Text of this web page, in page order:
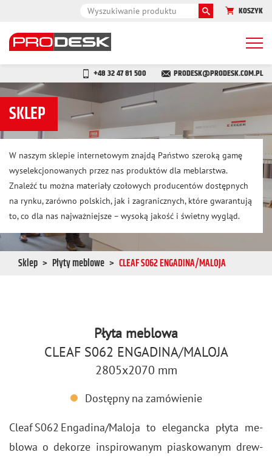
KOSZYK
+48 32 47 81 500 PRODESK@PRODESK.COM.PL
SKLEP
W naszym sklepie internetowym znajdą Państwo szeroką gamę
wyselekcjonowanych przez nas produktów dla meblarstwa.
Znaleźć tu można materiały czołowych producentów dostępnych
na rynku, zarówno polskich, jak i zagranicznych, które gwarantują
to, co dla nas najważniejsze – wysoką jakość i świetny wygląd.
Sklep Płyty meblowe CLEAF S062 ENGADINA/MALOJA
Płyta meblowa
CLEAF S062 ENGADINA/MALOJA
2805x2070 mm
Dostępny na zamówienie
Cleaf S062 En­ga­di­na/Ma­lo­ja to ele­ganc­ka płyta me­
blo­wa o de­ko­rze in­spi­ro­wa­nym pia­sko­wa­nym drew­